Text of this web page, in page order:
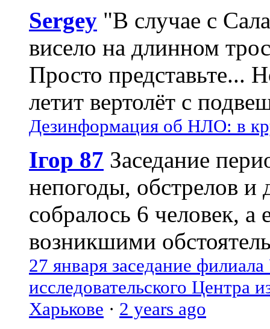
Sergey "В случае с
висело на длинном
Просто представьте...
летит вертолёт с
Дезинформация об НЛО: в
Ігор 87 Заседание
непогоды, обстрелов и
собралось 6 человек, а
возникшими
27 января заседание
исследовательского Центра
Харькове · 2 years ago